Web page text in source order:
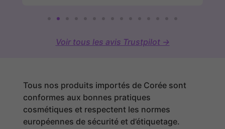
Voir tous les avis Trustpilot →
Tous nos produits importés de Corée sont
conformes aux bonnes pratiques
cosmétiques et respectent les normes
européennes de sécurité et d’étiquetage.